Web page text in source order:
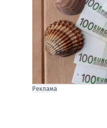
Реклама